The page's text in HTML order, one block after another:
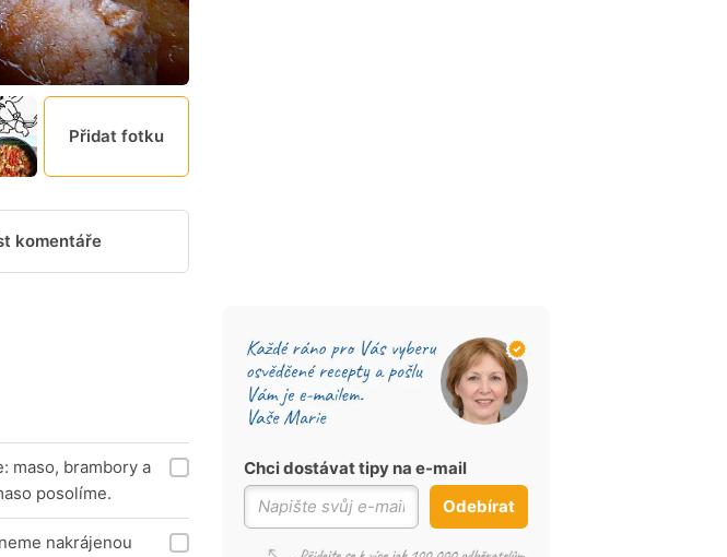
Přidat fotku
komentáře
maso, brambory a
posolíme.
nakrájenou
Chci dostávat tipy na e-mail
Odebírat